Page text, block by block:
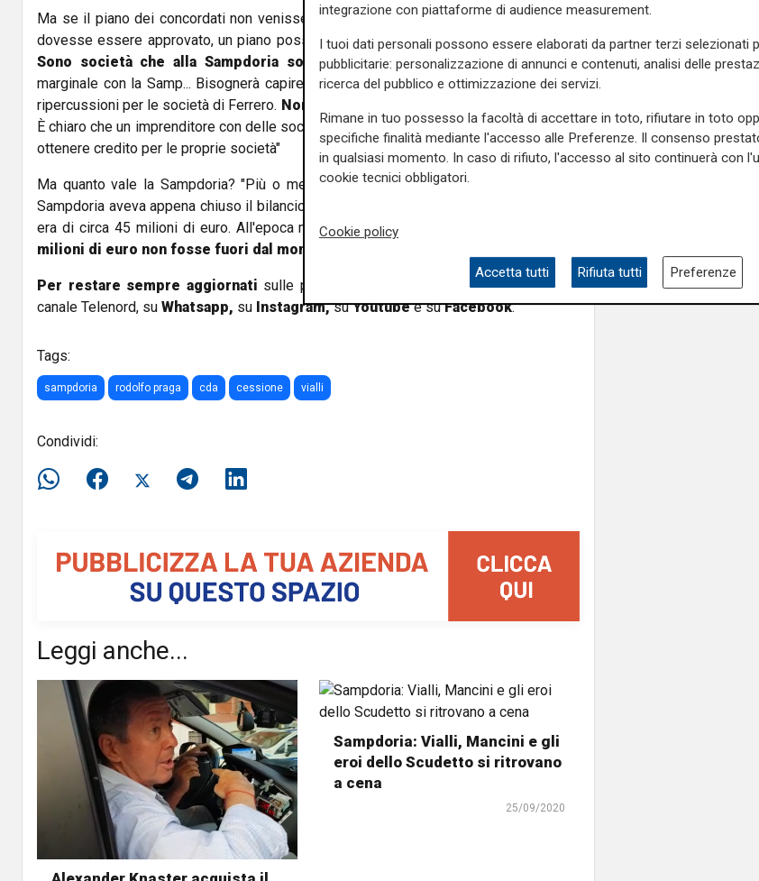
Ma se il piano dei concordati non venisse approvato? "Se il piano concordatario non
dovesse essere approvato, un piano possibile sarebbe ilfallimento delle società
Sono società che alla Sampdoria sono estranee . Eleven Finance ha rapporti
marginale con la Samp... Bisognerà capire le conseguenze eventuali per Ferrero e le
ripercussioni per le società di Ferrero. Non mi sembra un panorama preoccupante
È chiaro che un imprenditore con delle società che ha delle diffficoltà ha più difficoltà a
ottenere credito per le proprie società"
Ma quanto vale la Sampdoria? "Più o meno nel periodo del viaggio a New York, la
Sampdoria aveva appena chiuso il bilancio 2018. Il valore del patrimonio netto di libro
era di circa 45 milioni di euro. All'epoca mi sembra che
milioni di euro non fosse fuori dal mondo
Per restare sempre aggiornati sulle principali notizie sulla Liguria seguiteci sul
canale Telenord, su Whatsapp, su Instagram,suYoutubee suFacebook.
Tags:
sampdoria rodolfo praga cda cessione vialli
Condividi:
Leggi anche...
Sampdoria: Vialli, Mancini e gli
eroi dello Scudetto si ritrovano
a cena
25/09/2020
integrazione con piattaforme di audience measurement.
I tuoi dati personali possono essere elaborati da partner terzi selezionati
pubblicitarie: personalizzazione di annunci e contenuti, analisi delle
ricerca del pubblico e ottimizzazione dei servizi.
Rimane in tuo possesso la facoltà di accettare in toto, rifiutare in toto
specifiche finalità mediante l'accesso alle Preferenze. Il consenso
in qualsiasi momento. In caso di rifiuto, l'accesso al sito continuerà con
cookie tecnici obbligatori.
Cookie policy
Accetta tutti Rifiuta tutti Preferenze